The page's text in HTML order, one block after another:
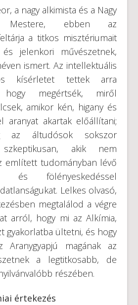
a nagy alkimista és a Nagy
Mestere, ebben az
a titkos misztériumait
jelenkori művészetnek,
ismert. Az intellektuális
kísérletet tettek arra
hogy megértsék, miről
amikor kén, higany és
aranyat akartak előállítani;
az áltudósok sokszor
szkeptikusan, akik nem
említett tudományban lévő
és fölényeskedéssel
Lelkes olvasó,
megtalálod a végre
arról, hogy mi az Alkímia,
gyakorlatba ültetni, és hogy
magának az
a legtitkosabb, de
részében.
értekezés